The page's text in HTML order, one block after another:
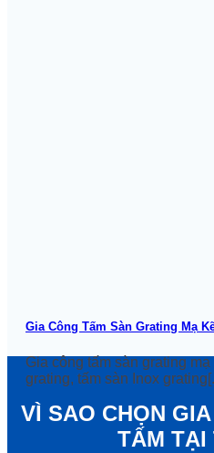
Gia Công Tấm Sàn Grating Mạ
Gia công tấm sàn grating
grating, tấm sàn Inox
VÌ SAO CHỌN
TẤM TẠI